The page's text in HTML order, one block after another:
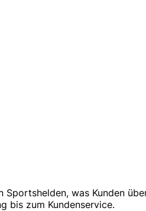
was Kunden
bis zum Kundenservice.